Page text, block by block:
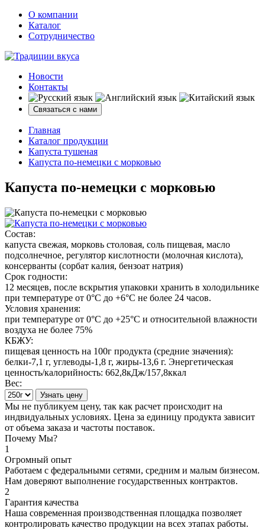
О компании
Каталог
Сотрудничество
Новости
Контакты
Связаться с нами
Главная
Каталог продукции
Капуста тушеная
Капуста по-немецки с морковью
Капуста по-немецки с морковью
Состав:
капуста свежая, морковь столовая, соль пищевая, масло
подсолнечное, регулятор кислотности (молочная кислота),
консерванты (сорбат калия, бензоат натрия)
Срок годности:
12 месяцев, после вскрытия упаковки хранить в холодильнике
при температуре от 0°С до +6°С не более 24 часов.
Условия хранения:
при температуре от 0°С до +25°С и относительной влажности
воздуха не более 75%
КБЖУ:
пищевая ценность на 100г продукта (средние значения):
белки-7,1 г, углеводы-1,8 г, жиры-13,6 г. Энергетическая
ценность/калорийность: 662,8кДж/157,8ккал
Вес:
Узнать цену
Мы не публикуем цену, так как расчет происходит на
индвидуальных условиях. Цена за единицу продукта зависит
от объема заказа и частоты поставок.
Почему Мы?
1
Огромный опыт
Работаем с федеральными сетями, средним и малым бизнесом.
Нам доверяют выполнение государственных контрактов.
2
Гарантия качества
Наша современная производственная площадка позволяет
контролировать качество продукции на всех этапах работы.